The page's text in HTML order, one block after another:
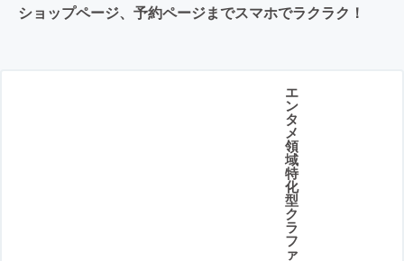
ショップページ、予約ページまでスマホでラクラク！
エ
ン
タ
メ
領
域
特
化
型
ク
ラ
フ
ァ